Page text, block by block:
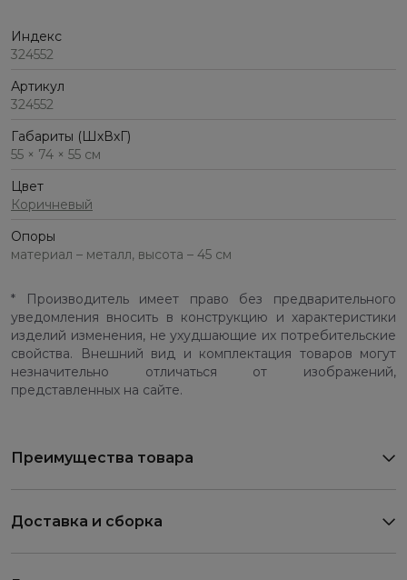
Индекс
324552
Артикул
324552
Габариты (ШхВхГ)
55 × 74 × 55 см
Цвет
Коричневый
Опоры
материал – металл, высота – 45 см
* Производитель имеет право без предварительного
уведомления вносить в конструкцию и характеристики
изделий изменения, не ухудшающие их потребительские
свойства. Внешний вид и комплектация товаров могут
незначительно отличаться от изображений,
представленных на сайте.
Преимущества товара
Доставка и сборка